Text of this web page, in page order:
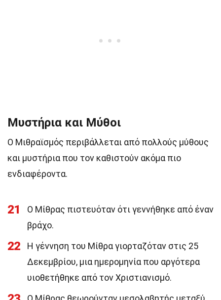
Μυστήρια και Μύθοι
Ο Μιθραϊσμός περιβάλλεται από πολλούς μύθους
και μυστήρια που τον καθιστούν ακόμα πιο
ενδιαφέροντα.
21
Ο Μίθρας πιστευόταν ότι γεννήθηκε από έναν
βράχο.
22
Η γέννηση του Μίθρα γιορταζόταν στις 25
Δεκεμβρίου, μια ημερομηνία που αργότερα
υιοθετήθηκε από τον Χριστιανισμό.